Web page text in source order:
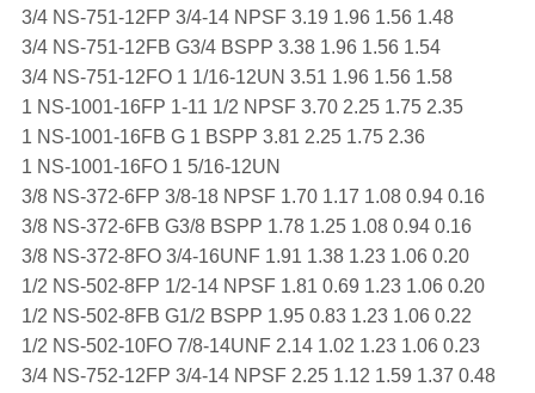
3/4 NS-751-12FP 3/4-14 NPSF 3.19 1.96 1.56 1.48
3/4 NS-751-12FB G3/4 BSPP 3.38 1.96 1.56 1.54
3/4 NS-751-12FO 1 1/16-12UN 3.51 1.96 1.56 1.58
1 NS-1001-16FP 1-11 1/2 NPSF 3.70 2.25 1.75 2.35
1 NS-1001-16FB G 1 BSPP 3.81 2.25 1.75 2.36
1 NS-1001-16FO 1 5/16-12UN
3/8 NS-372-6FP 3/8-18 NPSF 1.70 1.17 1.08 0.94 0.16
3/8 NS-372-6FB G3/8 BSPP 1.78 1.25 1.08 0.94 0.16
3/8 NS-372-8FO 3/4-16UNF 1.91 1.38 1.23 1.06 0.20
1/2 NS-502-8FP 1/2-14 NPSF 1.81 0.69 1.23 1.06 0.20
1/2 NS-502-8FB G1/2 BSPP 1.95 0.83 1.23 1.06 0.22
1/2 NS-502-10FO 7/8-14UNF 2.14 1.02 1.23 1.06 0.23
3/4 NS-752-12FP 3/4-14 NPSF 2.25 1.12 1.59 1.37 0.48